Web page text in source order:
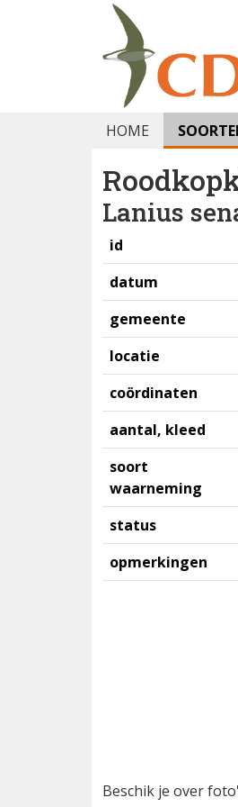
HOME
Lanius
id
datum
gemeente
locatie
coördinaten
aantal, kleed
soort
waarneming
status
opmerkingen
Beschik je over